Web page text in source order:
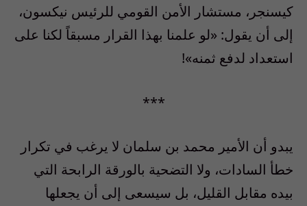
كيسنجر، مستشار الأمن القومي للرئيس نيكسون،
إلى أن يقول: «لو علمنا بهذا القرار مسبقاً لكنا على
استعداد لدفع ثمنه»!
***
يبدو أن الأمير محمد بن سلمان لا يرغب في تكرار
خطأ السادات، ولا التضحية بالورقة الرابحة التي
بيده مقابل القليل، بل سيسعى إلى أن يجعلها